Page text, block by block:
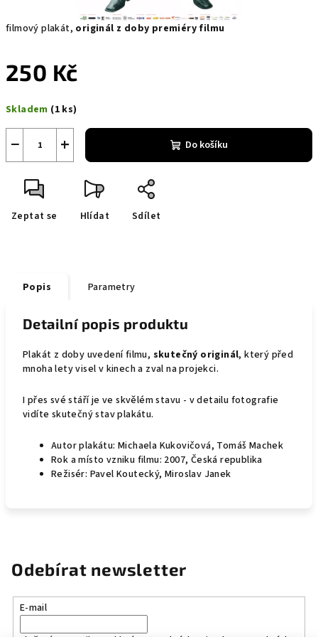
filmový plakát, originál z doby premiéry filmu
250 Kč
cena:
Skladem (1 ks)
+
− Do košíku
Zeptat se Hlídat Sdílet
Popis Parametry
Detailní popis produktu
Plakát z doby uvedení filmu, skutečný originál, který před
mnoha lety visel v kinech a zval na projekci.
I přes své stáří je ve skvělém stavu - v detailu fotografie
vidíte skutečný stav plakátu.
Autor plakátu: Michaela Kukovičová, Tomáš Machek
Rok a místo vzniku filmu: 2007, Česká republika
Režisér: Pavel Koutecký, Miroslav Janek
Odebírat newsletter
E-mail